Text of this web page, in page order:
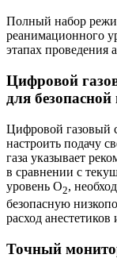
Полный набор
реанимационного
этапах проведения
Цифровой
для
Цифровой газовый
настроить подачу
газа указывает
в сравнении с
уровень O2,
безопасную
расход
Точный